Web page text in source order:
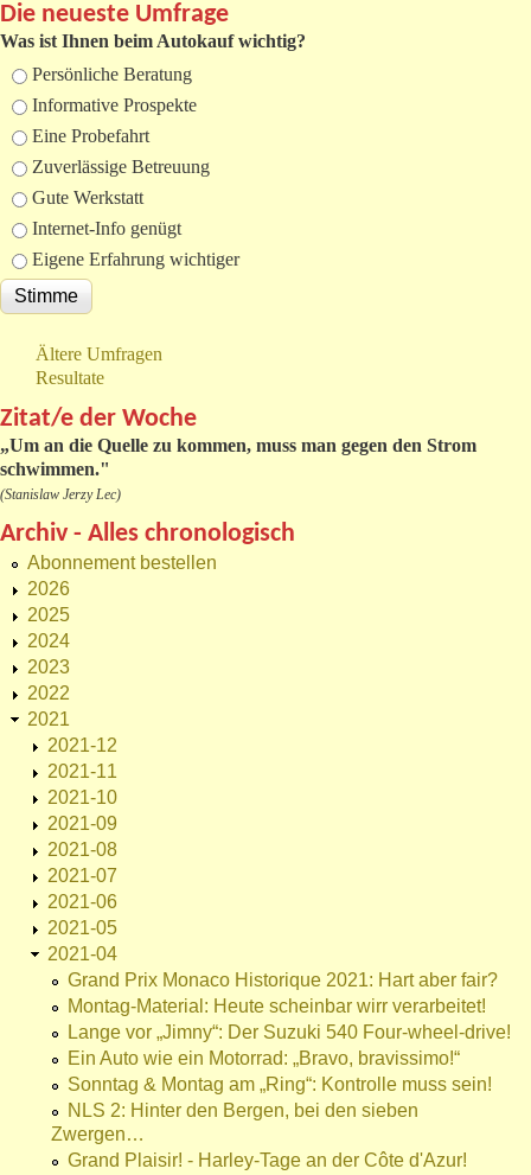
Die neueste Umfrage
Was ist Ihnen beim Autokauf wichtig?
Auswahlmöglichkeiten
Persönliche Beratung
Informative Prospekte
Eine Probefahrt
Zuverlässige Betreuung
Gute Werkstatt
Internet-Info genügt
Eigene Erfahrung wichtiger
Ältere Umfragen
Resultate
Zitat/e der Woche
„Um an die Quelle zu kommen, muss man gegen den Strom
schwimmen."
(Stanislaw Jerzy Lec)
Archiv - Alles chronologisch
Abonnement bestellen
2026
2025
2024
2023
2022
2021
2021-12
2021-11
2021-10
2021-09
2021-08
2021-07
2021-06
2021-05
2021-04
Grand Prix Monaco Historique 2021: Hart aber fair?
Montag-Material: Heute scheinbar wirr verarbeitet!
Lange vor „Jimny“: Der Suzuki 540 Four-wheel-drive!
Ein Auto wie ein Motorrad: „Bravo, bravissimo!“
Sonntag & Montag am „Ring“: Kontrolle muss sein!
NLS 2: Hinter den Bergen, bei den sieben
Zwergen…
Grand Plaisir! - Harley-Tage an der Côte d'Azur!